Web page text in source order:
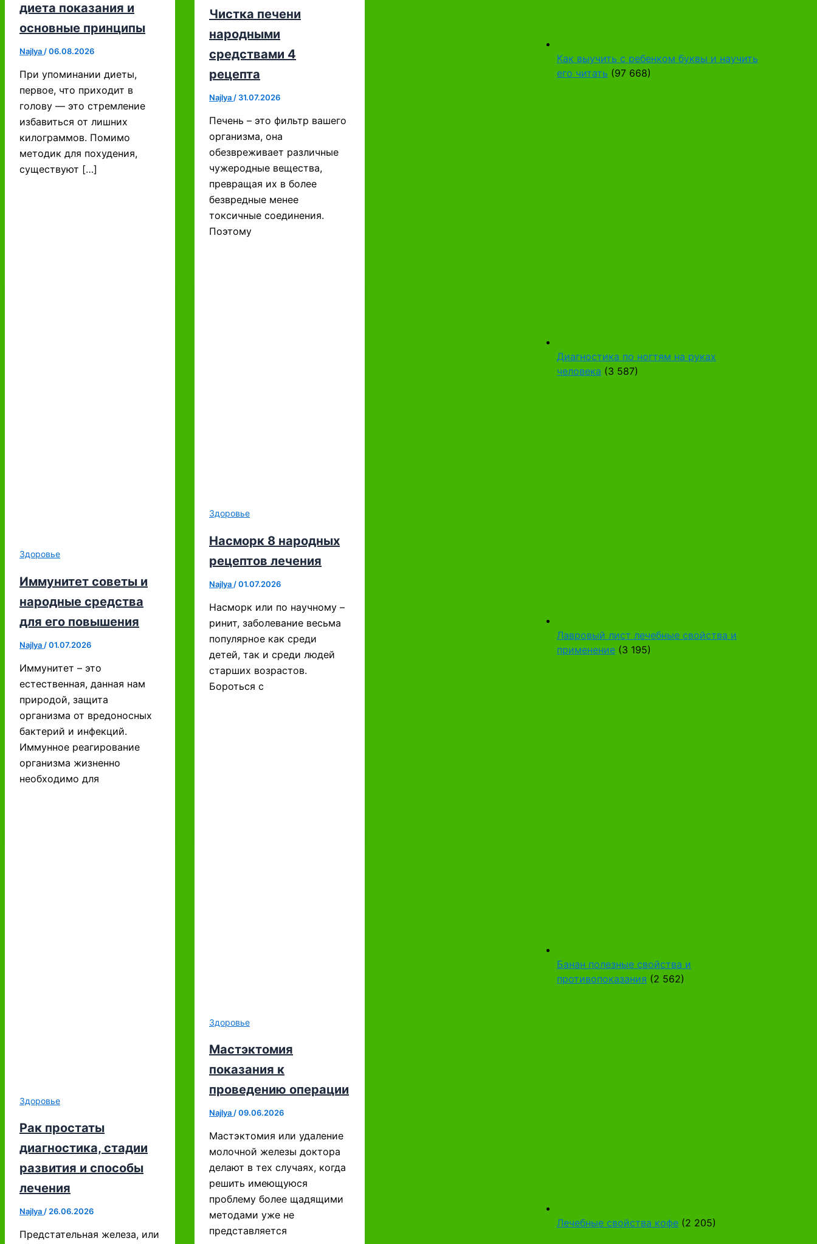
диета показания и
основные принципы
Najlya /06.08.2026
При упоминании диеты,
первое, что приходит в
голову — это стремление
избавиться от лишних
килограммов. Помимо
методик для похудения,
существуют […]
Чистка печени
народными
средствами 4
рецепта
Najlya / 31.07.2026
Печень – это фильтр вашего
организма, она
обезвреживает различные
чужеродные вещества,
превращая их в более
безвредные менее
токсичные соединения.
Поэтому
Здоровье
Иммунитет советы и
народные средства
для его повышения
Najlya /01.07.2026
Иммунитет – это
естественная, данная нам
природой, защита
организма от вредоносных
бактерий и инфекций.
Иммунное реагирование
организма жизненно
необходимо для
Здоровье
Насморк 8 народных
рецептов лечения
Najlya /01.07.2026
Насморк или по научному –
ринит, заболевание весьма
популярное как среди
детей, так и среди людей
старших возрастов.
Бороться с
Здоровье
Рак простаты
диагностика, стадии
развития и способы
лечения
Najlya/26.06.2026
Предстательная железа, или
Здоровье
Мастэктомия
показания к
проведению операции
Najlya/09.06.2026
Мастэктомия или удаление
молочной железы доктора
делают в тех случаях, когда
решить имеющуюся
проблему более щадящими
методами уже не
представляется
Как выучить с ребенком буквы и научить
его читать (97 668)
Диагностика по ногтям на руках
человека (3 587)
Лавровый лист лечебные свойства и
применение (3 195)
Банан полезные свойства и
противопоказания (2 562)
Лечебные свойства кофе (2 205)